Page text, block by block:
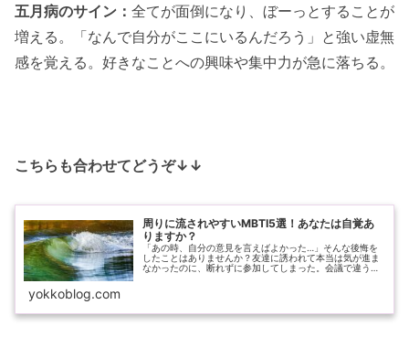
五月病のサイン： 全てが面倒になり、ぼーっとすることが
増える。「なんで自分がここにいるんだろう」と強い虚無
感を覚える。好きなことへの興味や集中力が急に落ちる。
こちらも合わせてどうぞ↓↓
周りに流されやすいMBTI5選！あなたは自覚あ
りますか？
「あの時、自分の意見を言えばよかった…」そんな後悔を
したことはありませんか？友達に誘われて本当は気が進ま
なかったのに、断れずに参加してしまった。会議で違う意
yokkoblog.com